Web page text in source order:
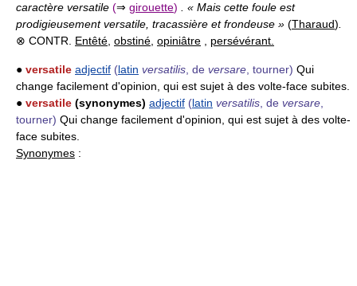
caractère versatile (⇒ girouette) . « Mais cette foule est
prodigieusement versatile, tracassière et frondeuse » (Tharaud)
⊗ CONTR. Entêté obstiné opiniâtre persévérant.
● versatile adjectif (latin versatilis , de versare , tourner) Qui
change facilement d'opinion, qui est sujet à des volte-face subites.
● versatile (synonymes) adjectif (latin versatilis , de versare
tourner) Qui change facilement d'opinion, qui est sujet à des volte-
face subites.
Synonymes :